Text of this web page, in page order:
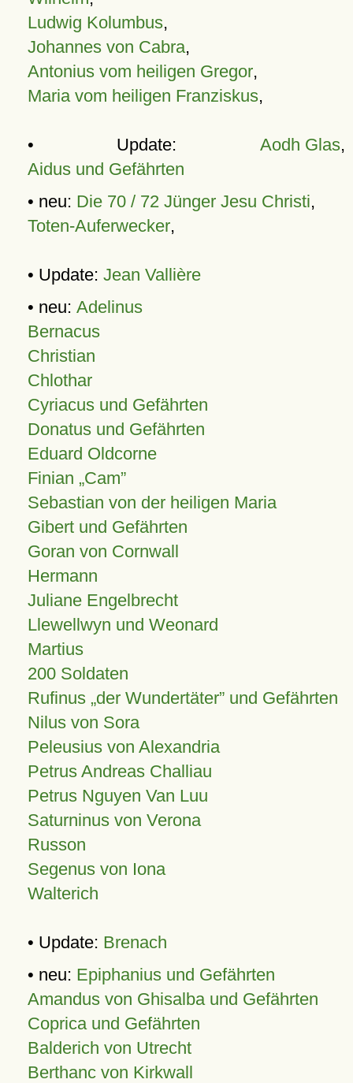
Ludwig Kolumbus,
Johannes von Cabra,
Antonius vom heiligen Gregor,
Maria vom heiligen Franziskus,
• Update: Aodh Glas,
Aidus und Gefährten
• neu: Die 70 / 72 Jünger Jesu Christi,
Toten-Auferwecker,
• Update: Jean Vallière
• neu: Adelinus
Bernacus
Christian
Chlothar
Cyriacus und Gefährten
Donatus und Gefährten
Eduard Oldcorne
Finian Cam
Sebastian von der heiligen Maria
Gibert und Gefährten
Goran von Cornwall
Hermann
Juliane Engelbrecht
Llewellwyn und Weonard
Martius
200 Soldaten
Rufinus „der Wundertäter” und Gefährten
Nilus von Sora
Peleusius von Alexandria
Petrus Andreas Challiau
Petrus Nguyen Van Luu
Saturninus von Verona
Russon
Segenus von Iona
Walterich
• Update: Brenach
• neu: Epiphanius und Gefährten
Amandus von Ghisalba und Gefährten
Coprica und Gefährten
Balderich von Utrecht
Berthanc von Kirkwall